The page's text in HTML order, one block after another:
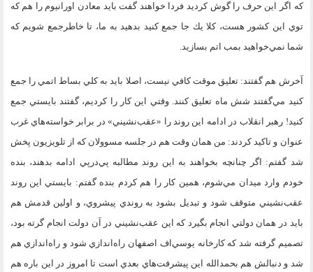
كه اگر اين حرف را گوش كرديد فردا خواهند گفت بايد معادن اورانيوم را هم كه
توي اين كشور هست، كلا يك جا جمع كنيد بدهيد به ما، تا خاطرجمع شويم كه
شما نمي‌خواهيد بمب اتم بسازيد.
آخرش هم گفتند: تعليق موقت كافي نيست، اصلا بايد به كلي بساط اتمي را جمع
كنيد مي‌گفتند شش ماه تعليق كنند. وقتي اين كار را كرديم، گفتند بايستي جمع
كنيد! رهبر انقلاب در ادامه اين روند را «عقب‌نشيني» در برابر خواسته‌هاي غرب
عنوان و تاكيد كردند: من همان وقت هم در جلسه مسوولان كه از تلويزيون پخش
شد گفتم: اگر چنانچه بخواهند به اين روند مطالبه پي‌درپي ادامه بدهند، بنده
خودم وارد ميدان مي‌شوم، همين كار را هم كردم بنده گفتم: بايستي اين روند
عقب‌نشيني متوقف شود و تبديل بشود به روندي پيشروي، و اولين قدمش هم
بايد در همان دولتي انجام بگيرد كه اين عقب‌نشيني در آن دولت انجام گرته بود،
تصميم گرفته شد كه كارخانه يوسي‌اف اصفهان راه‌اندازي شود و راه‌اندازي هم
شد و دنبالش هم بحمدالله اين پيشرفت‌هاي بعدي است تا امروز در اين باره هم